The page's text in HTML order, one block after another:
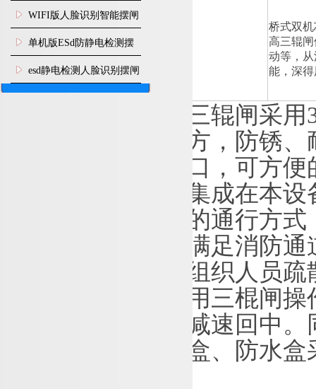
闸机食堂消费摆闸
WIFI版人脸识别智能摆闸
机
单机版ESd防静电检测摆
闸机
esd静电检测人脸识别摆闸
安装
桥式双
高三辊
动等，
能，深
三辊闸采用
方，防锈
口，可方
集成在本
的通行方
满足消防
组织人员疏
用三棍闸
减速回中
盒、防水